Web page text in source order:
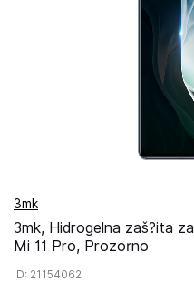
3mk
3mk, Hidrogelna zaš?ita
Mi 11 Pro, Prozorno
ID: 21154062